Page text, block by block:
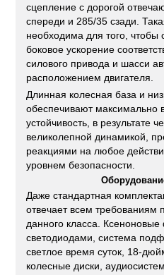
сцепление с дорогой
спереди и 285/35 сзади.
необходима для того, чтобы
боковое ускорение
силового привода и шасси
расположением двигателя.
Длинная колесная база и
обеспечивают максимально
устойчивость, в результате
великолепной динамикой,
реакциями на любое
уровнем безопасности.
Даже стандартная
отвечает всем требованиям
данного класса.
светодиодами, система
светлое время суток, 18-
колесные диски,